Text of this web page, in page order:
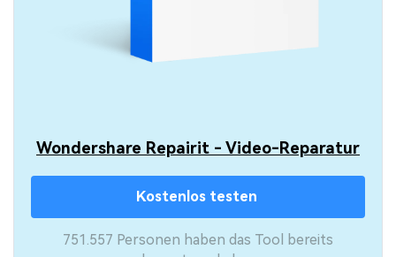
Wondershare Repairit - Video-Reparatur
Kostenlos testen
751.557 Personen haben das Tool bereits